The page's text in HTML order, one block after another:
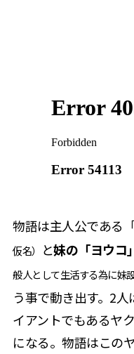
物語は主人公である
仮名）
と妹の「ヨウコ」
般人として生活する為に妹
う事で動き出す。2
イアントでもあるヤ
になる。物語はこの